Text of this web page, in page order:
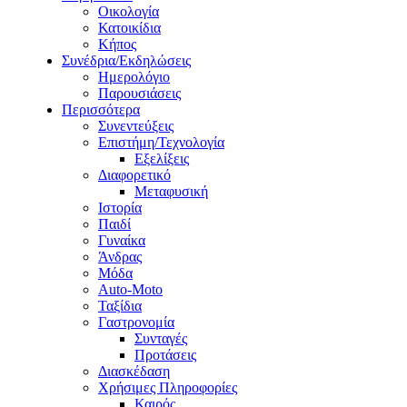
Οικολογία
Κατοικίδια
Κήπος
Συνέδρια/Εκδηλώσεις
Ημερολόγιο
Παρουσιάσεις
Περισσότερα
Συνεντεύξεις
Επιστήμη/Τεχνολογία
Εξελίξεις
Διαφορετικό
Μεταφυσική
Ιστορία
Παιδί
Γυναίκα
Άνδρας
Μόδα
Auto-Moto
Ταξίδια
Γαστρονομία
Συνταγές
Προτάσεις
Διασκέδαση
Χρήσιμες Πληροφορίες
Καιρός